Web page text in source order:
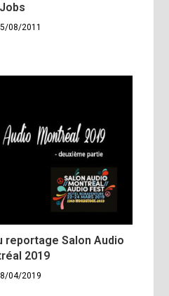
Jobs
08/2011
reportage Salon Audio
2019
04/2019